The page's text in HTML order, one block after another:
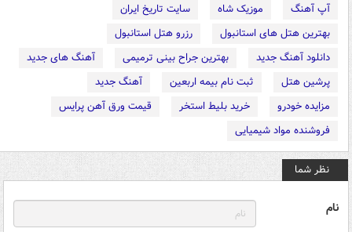
آپ آهنگ موزیک شاه
سایت تاریخ ایران
بهترین هتل های استانبول
رزرو هتل استانبول
دانلود آهنگ جدید
بهترین جراح بینی ترمیمی
آهنگ های جدید
پرشین هتل
ثبت نام بیمه اربعین
آهنگ جدید
مزایده خودرو
خرید بلیط استخر
قیمت ورق آهن پرایس
فروشنده مواد شیمیایی
نظر شما
نام